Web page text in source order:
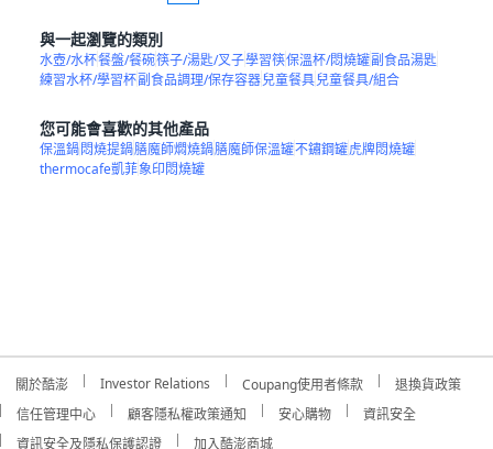
與一起瀏覽的類別
水壺/水杯餐盤/餐碗筷子/湯匙/叉子學習筷保溫杯/悶燒罐副食品湯匙
練習水杯/學習杯副食品調理/保存容器兒童餐具兒童餐具/組合
您可能會喜歡的其他產品
保溫鍋悶燒提鍋膳魔師燜燒鍋膳魔師保溫罐不鏽鋼罐虎牌悶燒罐
thermocafe凱菲象印悶燒罐
關於酷澎 Investor Relations Coupang使用者條款
退換貨政策
信任管理中心
顧客隱私權政策通知 安心購物
資訊安全
資訊安全及隱私保護認證
加入酷澎商城